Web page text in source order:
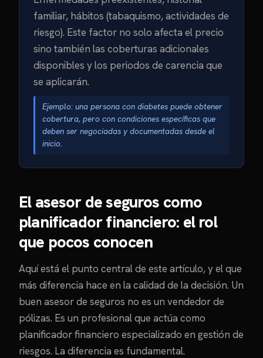
familiar, hábitos (tabaquismo, actividades de
riesgo). Este factor no solo afecta el precio
sino también las coberturas adicionales
disponibles y los periodos de carencia que
se aplicarán.
Ejemplo: una persona con diabetes puede obtener
cobertura, pero con condiciones específicas que
deben ser negociadas y documentadas desde el
inicio.
El asesor de seguros como
planificador financiero: el rol
que pocos conocen
Aquí está el punto central de este artículo, y el que
más diferencia hace en la calidad de la decisión. Un
buen asesor de seguros no es un vendedor de
pólizas. Es un profesional que actúa como
planificador financiero especializado en gestión de
riesgos. La diferencia es fundamental.